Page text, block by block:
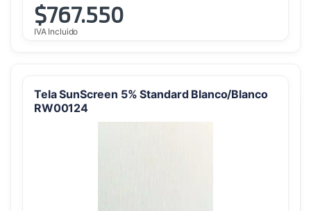
$767.550
IVA Incluido
Tela SunScreen 5% Standard Blanco/Blanco
RW00124